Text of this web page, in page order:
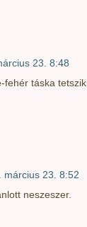
23. 8:48
táska tetszik.
március 23. 8:52
neszeszer.